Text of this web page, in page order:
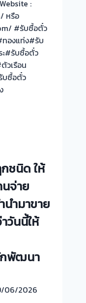
:
หรือ
#รับซื้อตั๋ว
องแท่ง#รับ
#รับซื้อตั๋ว
วเรือน
บซื้อตั๋ว
ชนิด ให้
จ่าย
นำมาขาย
วันนี้ให้
กพัฒนา
06/2026